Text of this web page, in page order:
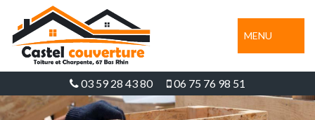
MENU
03 59 28 43 80 06 75 76 98 51